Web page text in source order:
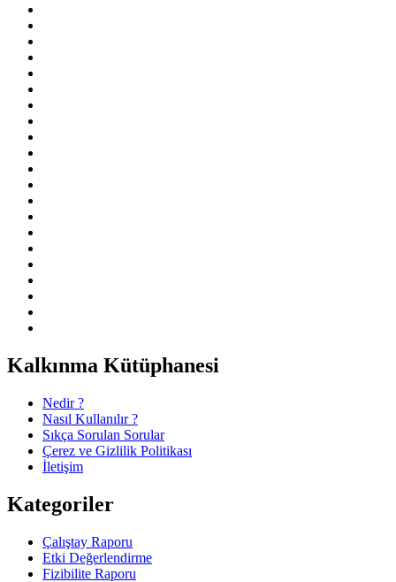
Kalkınma Kütüphanesi
Nedir ?
Nasıl Kullanılır ?
Sıkça Sorulan Sorular
Çerez ve Gizlilik Politikası
İletişim
Kategoriler
Çalıştay Raporu
Etki Değerlendirme
Fizibilite Raporu